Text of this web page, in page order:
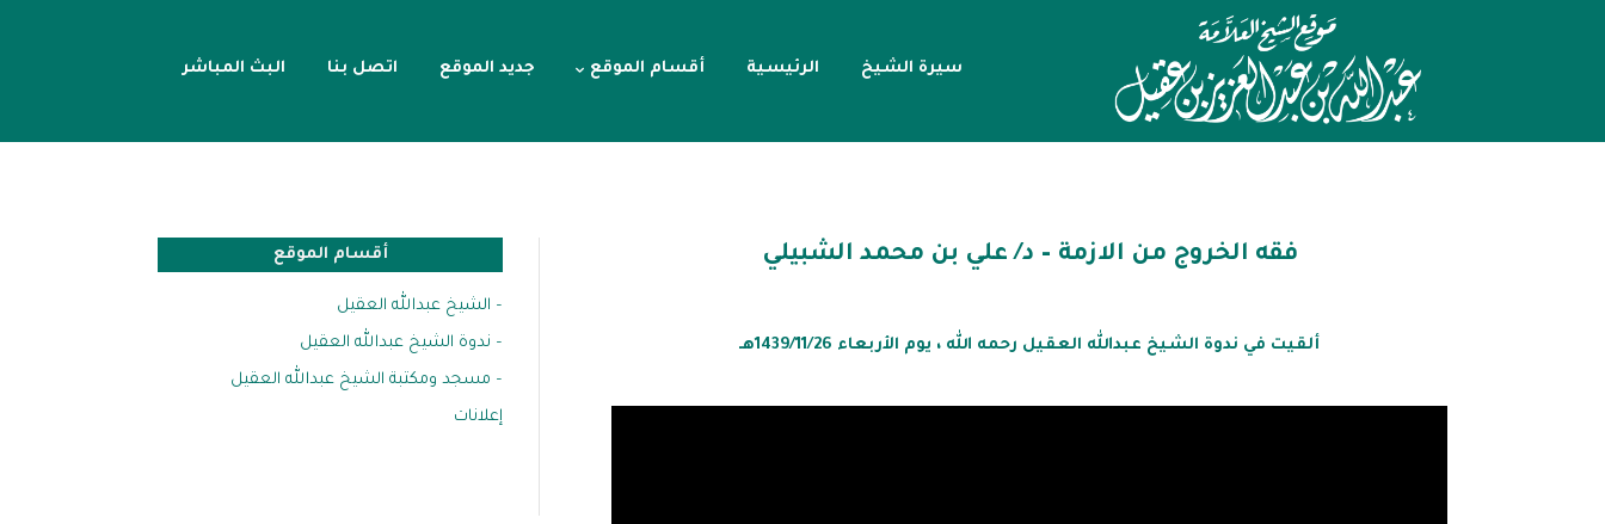
سيرة الشيخ الرئيسية أقسام الموقع جديد الموقع اتصل بنا البث المباشر
فقه الخروج من الازمة – د/ علي بن محمد الشبيلي
ألقيت في ندوة الشيخ عبدالله العقيل رحمه الله ، يوم الأربعاء 1439/11/26هـ
أقسام الموقع
– الشيخ عبدالله العقيل
– ندوة الشيخ عبدالله العقيل
– مسجد ومكتبة الشيخ عبدالله العقيل
إعلانات